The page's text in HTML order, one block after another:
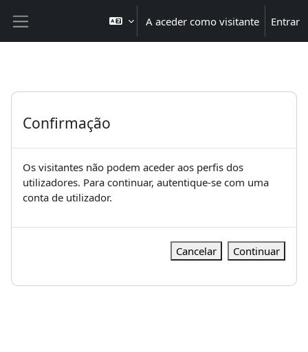
A aceder como visitante Entrar
Confirmação
Os visitantes não podem aceder aos perfis dos
utilizadores. Para continuar, autentique-se com uma
conta de utilizador.
Cancelar Continuar